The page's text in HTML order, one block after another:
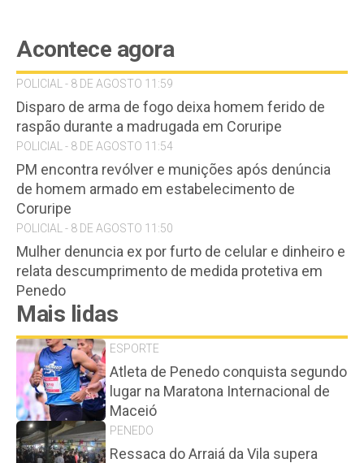
Acontece agora
POLICIAL - 8 DE AGOSTO 11:59
Disparo de arma de fogo deixa homem ferido de
raspão durante a madrugada em Coruripe
POLICIAL - 8 DE AGOSTO 11:54
PM encontra revólver e munições após denúncia
de homem armado em estabelecimento de
Coruripe
POLICIAL - 8 DE AGOSTO 11:50
Mulher denuncia ex por furto de celular e dinheiro e
relata descumprimento de medida protetiva em
Penedo
Mais lidas
ESPORTE
Atleta de Penedo conquista segundo
lugar na Maratona Internacional de
Maceió
PENEDO
Ressaca do Arraiá da Vila supera